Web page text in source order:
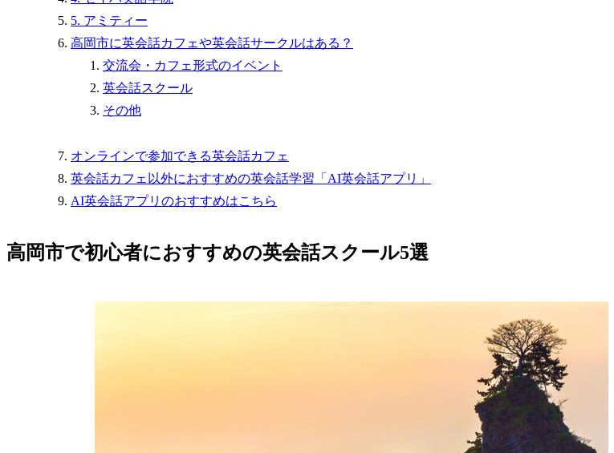
5. アミティー
高岡市に英会話カフェや英会話サークルはある？
交流会・カフェ形式のイベント
英会話スクール
その他
オンラインで参加できる英会話カフェ
英会話カフェ以外におすすめの英会話学習「AI英会話アプリ」
AI英会話アプリのおすすめはこちら
高岡市で初心者におすすめの英会話スクール5選